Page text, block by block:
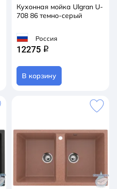
Кухонная мойка Ulgran U-
708 86 темно-серый
Россия
12275 q
В корзину